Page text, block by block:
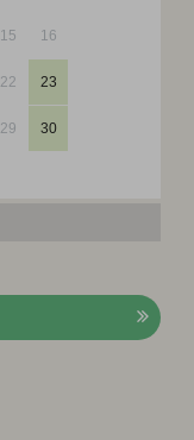
15 16
22 23
29 30